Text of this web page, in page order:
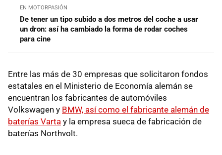
EN MOTORPASIÓN
De tener un tipo subido a dos metros del coche a usar
un dron: así ha cambiado la forma de rodar coches
para cine
Entre las más de 30 empresas que solicitaron fondos
estatales en el Ministerio de Economía alemán se
encuentran los fabricantes de automóviles
Volkswagen y BMW, así como el fabricante alemán de
baterías Varta y la empresa sueca de fabricación de
baterías Northvolt.